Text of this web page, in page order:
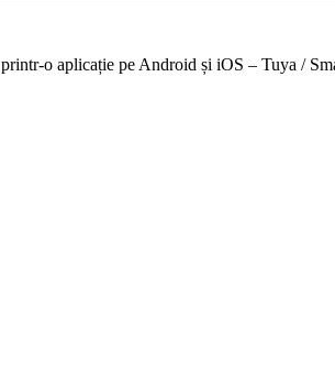
o aplicație pe Android și iOS – Tuya /